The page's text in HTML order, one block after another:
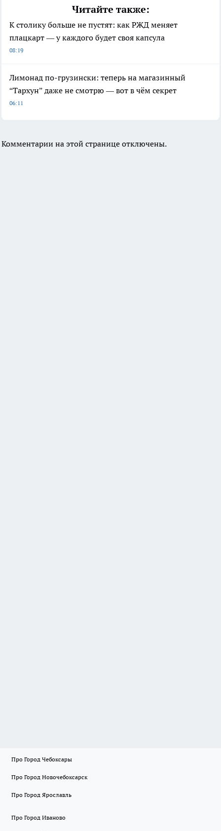
Читайте также:
К столику больше не пустят: как РЖД меняет
плацкарт — у каждого будет своя капсула
08:19
Лимонад по-грузински: теперь на магазинный
“Тархун” даже не смотрю — вот в чём секрет
06:11
Комментарии на этой странице отключены.
Про Город Чебоксары
Про Город Новочебоксарск
Про Город Ярославль
Про Город Иваново